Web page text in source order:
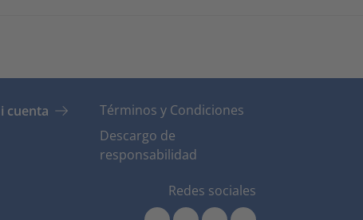
cuenta
Términos y Condiciones
Descargo de
responsabilidad
Redes sociales